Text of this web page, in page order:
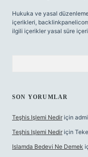
Hukuka ve yasal
içerikleri,
ilgili içerikler yasal süre
SON YORUMLAR
Teşhis Işlemi Nedir için
Teşhis Işlemi Nedir için Teke
Islamda Bedevi Ne Demek